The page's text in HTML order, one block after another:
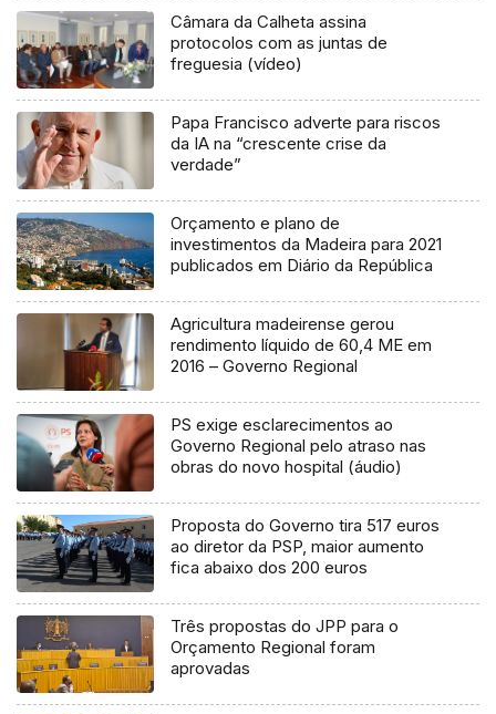
Câmara da Calheta assina
protocolos com as juntas de
freguesia (vídeo)
Papa Francisco adverte para riscos
da IA na “crescente crise da
verdade”
Orçamento e plano de
investimentos da Madeira para 2021
publicados em Diário da República
Agricultura madeirense gerou
rendimento líquido de 60,4 ME em
2016 – Governo Regional
PS exige esclarecimentos ao
Governo Regional pelo atraso nas
obras do novo hospital (áudio)
Proposta do Governo tira 517 euros
ao diretor da PSP, maior aumento
fica abaixo dos 200 euros
Três propostas do JPP para o
Orçamento Regional foram
aprovadas